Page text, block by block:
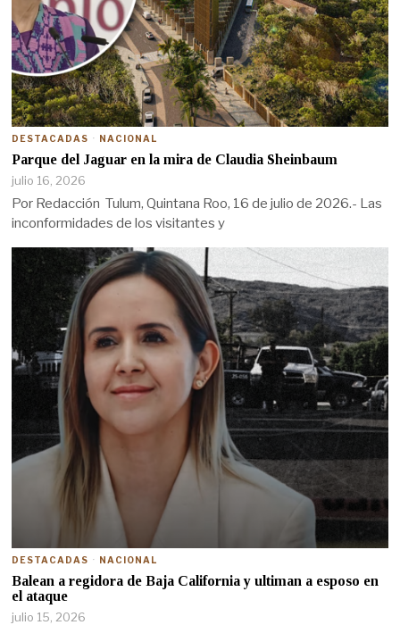
DESTACADAS · NACIONAL
Parque del Jaguar en la mira de Claudia Sheinbaum
julio 16, 2026
Por Redacción Tulum, Quintana Roo, 16 de julio de 2026.- Las
inconformidades de los visitantes y
DESTACADAS · NACIONAL
Balean a regidora de Baja California y ultiman a esposo en
el ataque
julio 15, 2026